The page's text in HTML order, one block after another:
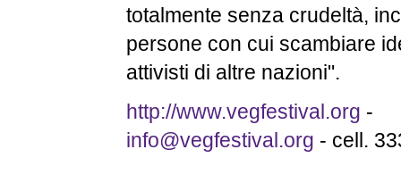
totalmente senza crudeltà,
persone con cui scambiare
attivisti di altre nazioni".
http://www.vegfestival.org -
info@vegfestival.org - cell.